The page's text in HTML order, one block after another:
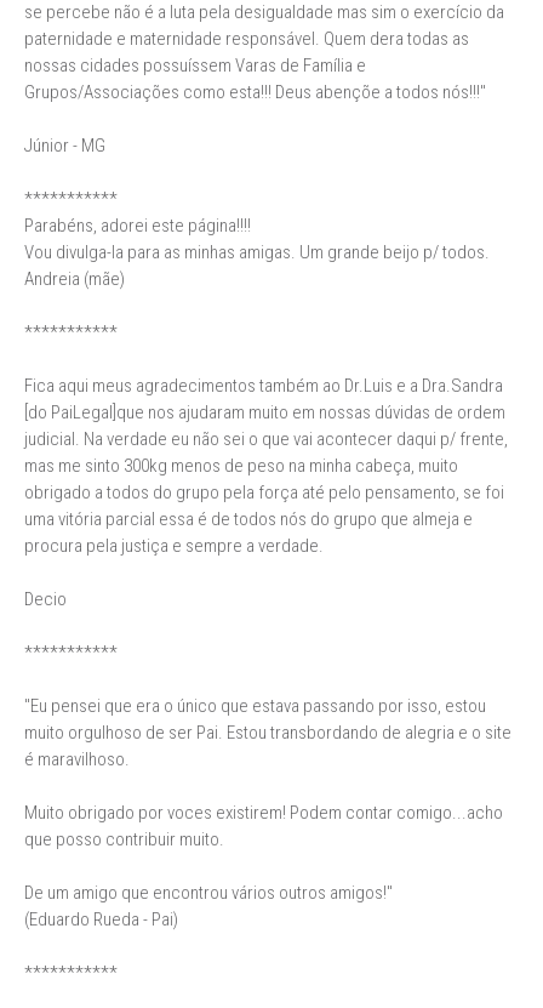
se percebe não é a luta pela desigualdade mas sim o exercício da
paternidade e maternidade responsável. Quem dera todas as
nossas cidades possuíssem Varas de Família e
Grupos/Associações como esta!!! Deus abençõe a todos nós!!!"
Júnior - MG
***********
Parabéns, adorei este página!!!!
Vou divulga-la para as minhas amigas. Um grande beijo p/ todos.
Andreia (mãe)
***********
Fica aqui meus agradecimentos também ao Dr.Luis e a Dra.Sandra
[do PaiLegal]que nos ajudaram muito em nossas dúvidas de ordem
judicial. Na verdade eu não sei o que vai acontecer daqui p/ frente,
mas me sinto 300kg menos de peso na minha cabeça, muito
obrigado a todos do grupo pela força até pelo pensamento, se foi
uma vitória parcial essa é de todos nós do grupo que almeja e
procura pela justiça e sempre a verdade.
Decio
***********
"Eu pensei que era o único que estava passando por isso, estou
muito orgulhoso de ser Pai. Estou transbordando de alegria e o site
é maravilhoso.
Muito obrigado por voces existirem! Podem contar comigo...acho
que posso contribuir muito.
De um amigo que encontrou vários outros amigos!"
(Eduardo Rueda - Pai)
***********